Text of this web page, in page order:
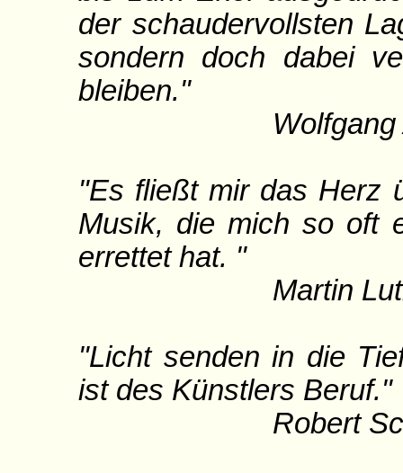
der schaudervollsten
sondern doch dabei
bleiben."
Wolfgang
"Es fließt mir das Herz
Musik, die mich so oft
errettet hat. "
Martin
"Licht senden in die
ist des Künstlers Beruf."
Robert